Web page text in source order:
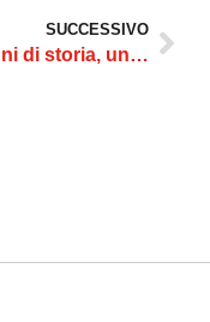
SUCCESSIVO
300 anni di storia, uno sguardo al futuro: Solari si racconta